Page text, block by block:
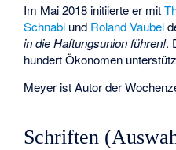
Im Mai 2018 initiierte er mit
Schnabl und Roland Vaubel
in die Haftungsunion führen!.
hundert Ökonomen
Meyer ist Autor der
Schriften